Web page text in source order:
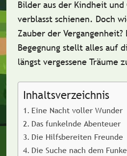
Bilder aus der Kindheit
verblasst schienen. Doch
Zauber der
Begegnung stellt alles auf
längst vergessene Träume
Inhaltsverzeichnis
Eine Nacht voller Wunder
Das funkelnde Abenteuer
Die Hilfsbereiten Freunde
Die Suche nach dem